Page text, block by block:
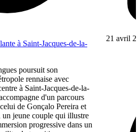
à Saint-Jacques-de-la-
poursuit son
rennaise avec
à Saint-Jacques-de-la-
d'un parcours
de Gonçalo Pereira et
jeune couple qui illustre
progressive dans un
21 avril